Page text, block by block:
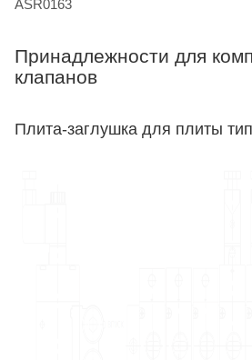
ASR0163
Принадлежности для
клапанов
Плита-заглушка для плиты